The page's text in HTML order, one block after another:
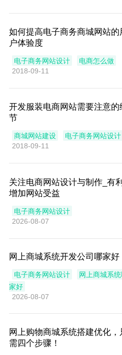
如何提高电子商务商城网站的
户体验度
电子商务网站设计
电商怎么做
2018-09-11
开发服装电商网站需要注意的
节
商城网站建设
电子商务网站设计
2018-09-11
关注电商网站设计与制作_有
增加网站受益
电子商务网站设计
2026-08-07
网上商城系统开发公司哪家好
电子商务网站设计
网上商城系
家好
2026-08-07
网上购物商城系统搭建优化，
需四个步骤！